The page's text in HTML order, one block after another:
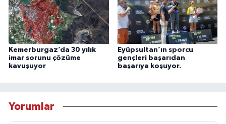
Kemerburgaz’da 30 yılık
imar sorunu çözüme
kavuşuyor
Eyüpsultan’ın sporcu
gençleri başarıdan
başarıya koşuyor.
Yorumlar